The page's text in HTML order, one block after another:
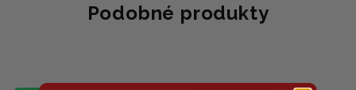
Podobné produkty